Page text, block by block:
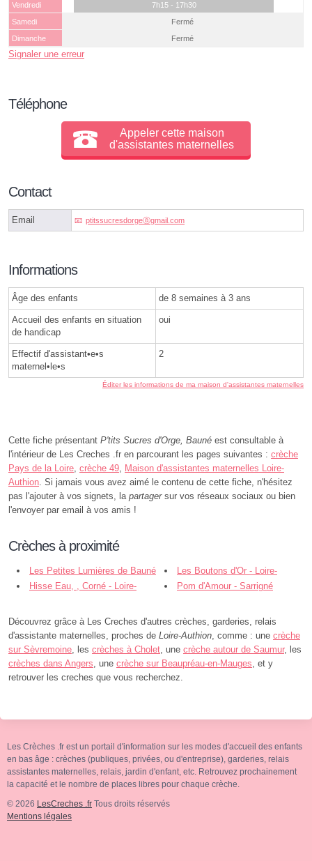
Vendredi
7h15 - 17h30
Samedi
Fermé
Dimanche
Fermé
Signaler une erreur
Téléphone
Appeler cette maison
d'assistantes maternelles
Contact
Email ptitssucresdorgeⓐgmail.com
Informations
Âge des enfants de 8 semaines à 3 ans
Accueil des enfants en situation
de handicap
oui
Effectif d'assistant•e•s
maternel•le•s
2
Éditer les informations de ma maison d'assistantes maternelles
Cette fiche présentant P'tits Sucres d'Orge, Bauné est consultable à
l'intérieur de Les Creches .fr en parcourant les pages suivantes : crèche
Pays de la Loire, crèche 49, Maison d'assistantes maternelles Loire-
Authion. Si jamais vous avez aimé le contenu de cette fiche, n'hésitez
pas l'ajouter à vos signets, la partagersur vos réseaux sociaux ou bien
l'envoyer par email à vos amis !
Crèches à proximité
Les Petites Lumières de Bauné
- Loire-Authion
Les Boutons d'Or - Loire-
Authion
Hisse Eau, , Corné - Loire-
Pom d'Amour - Sarrigné
Découvrez grâce à Les Creches d'autres crèches, garderies, relais
d'assistante maternelles, proches de Loire-Authion, comme : une crèche
sur Sèvremoine, les crèches à Cholet, une crèche autour de Saumur, les
crèches dans Angers, une crèche sur Beaupréau-en-Mauges, et y
retrouver les creches que vous recherchez.
Les Crèches .fr est un portail d'information sur les modes d'accueil des enfants
en bas âge : crèches (publiques, privées, ou d'entreprise), garderies, relais
assistantes maternelles, relais, jardin d'enfant, etc. Retrouvez prochainement
la capacité et le nombre de places libres pour chaque crèche.
© 2026 LesCreches .fr Tous droits réservés
Mentions légales